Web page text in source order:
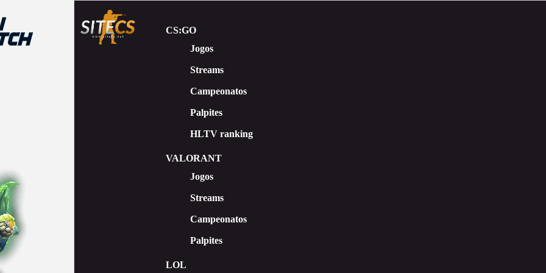
CS:GO
Jogos
Streams
Сampeonatos
Palpites
HLTV ranking
VALORANT
Jogos
Streams
Campeonatos
Palpites
LOL